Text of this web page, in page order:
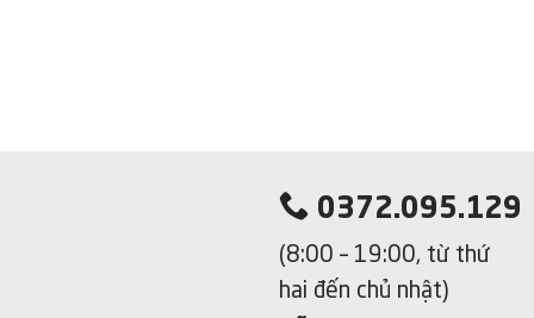
0372.095.129
(8:00 – 19:00, từ thứ
hai đến chủ nhật)